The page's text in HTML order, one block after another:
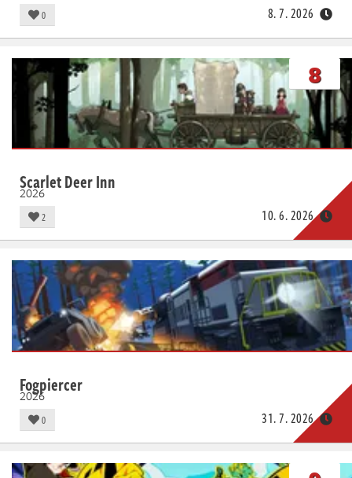
0 8. 7. 2026
8
Scarlet Deer Inn
2026
2 10. 6. 2026
Fogpiercer
2026
0 31. 7. 2026